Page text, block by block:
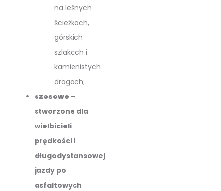
na leśnych
ścieżkach,
górskich
szlakach i
kamienistych
drogach;
szosowe –
stworzone dla
wielbicieli
prędkości i
długodystansowej
jazdy po
asfaltowych